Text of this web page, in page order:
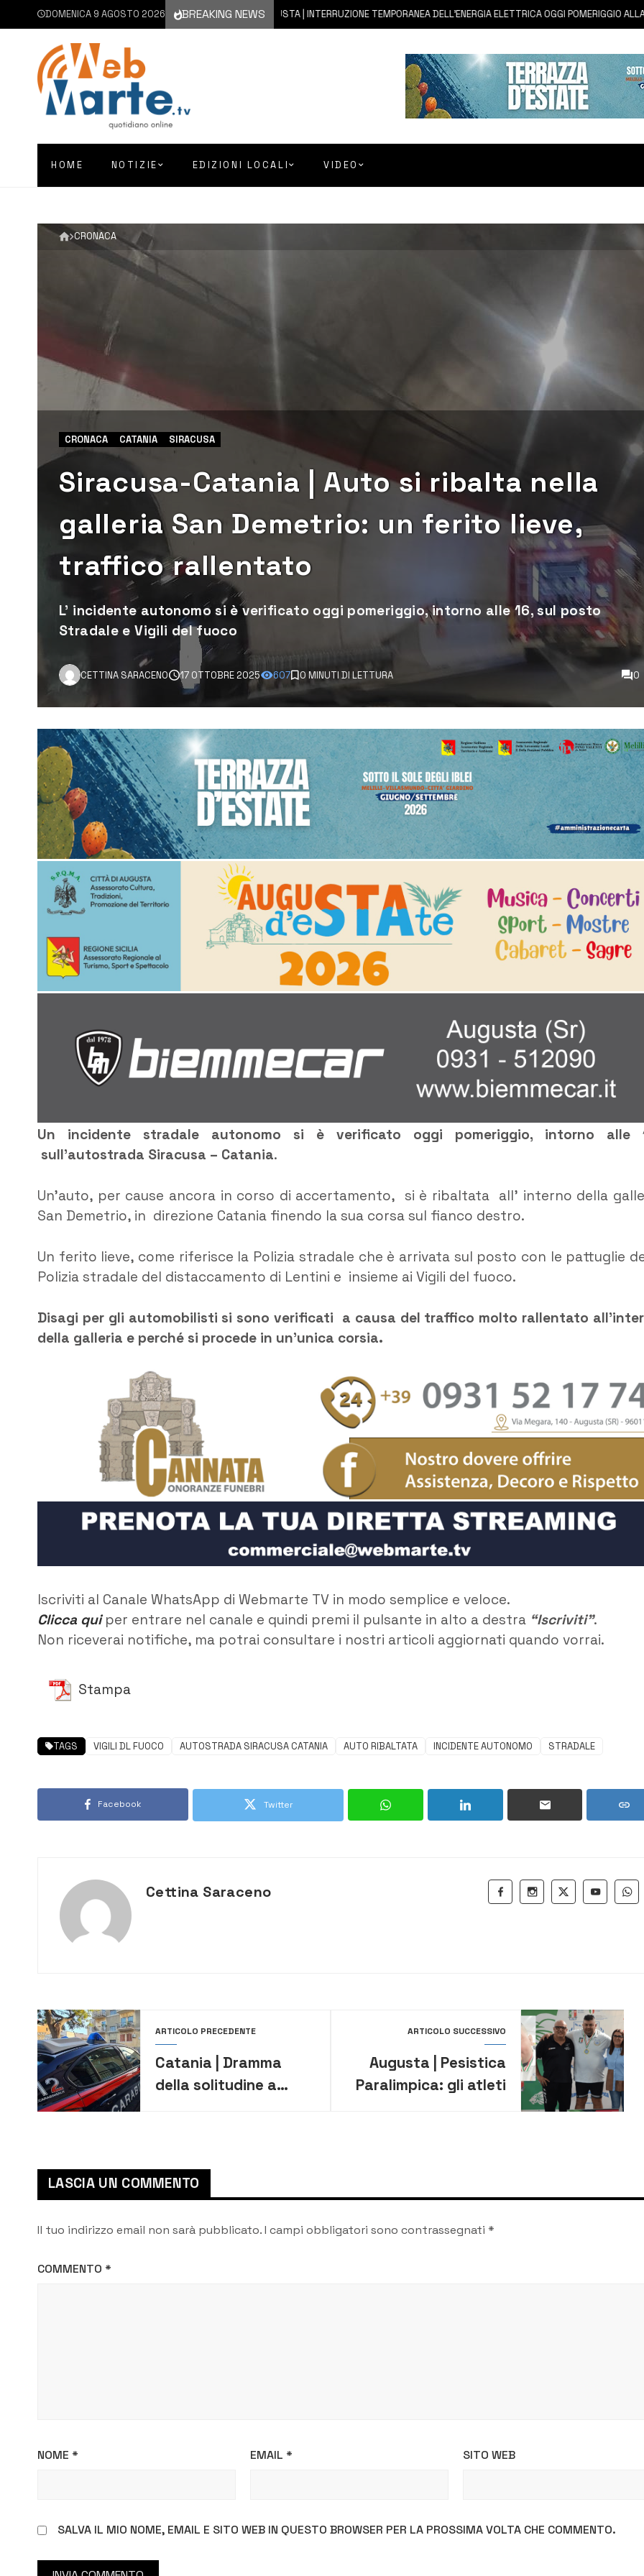
DOMENICA 9 AGOSTO 2026 BREAKING NEWS
9 AGOSTO 2026 AUGUSTA | INTERRUZIONE TEMPORANEA DELL’ENERGIA ELETTRICA OGGI POMERIGGIO ALLA
HOME NOTIZIE EDIZIONI LOCALI VIDEO
CRONACA
CRONACA CATANIA SIRACUSA
Siracusa-Catania | Auto si ribalta nella
galleria San Demetrio: un ferito lieve,
traffico rallentato
L’ incidente autonomo si è verificato oggi pomeriggio, intorno alle 16, sul posto
Stradale e Vigili del fuoco
CETTINA SARACENO 17 OTTOBRE 2025 607 0 MINUTI DI LETTURA 0
Un incidente stradale autonomo si è verificato oggi pomeriggio, intorno alle
sull’autostrada Siracusa – Catania.
Un’auto, per cause ancora in corso di accertamento, si è ribaltata all’ interno della
San Demetrio, in direzione Catania finendo la sua corsa sul fianco destro.
Un ferito lieve, come riferisce la Polizia stradale che è arrivata sul posto con le pattuglie
Polizia stradale del distaccamento di Lentini e insieme ai Vigili del fuoco.
Disagi per gli automobilisti si sono verificati a causa del traffico molto rallentato
della galleria e perché si procede in un’unica corsia.
Iscriviti al Canale WhatsApp di Webmarte TV in modo semplice e veloce.
Clicca quiper entrare nel canale e quindi premi il pulsante in alto a destra “Iscriviti”.
Non riceverai notifiche, ma potrai consultare i nostri articoli aggiornati quando vorrai.
Stampa
TAGS VIGILI DL FUOCO AUTOSTRADA SIRACUSA CATANIA AUTO RIBALTATA INCIDENTE AUTONOMO STRADALE
Facebook Twitter
Cettina Saraceno
ARTICOLO PRECEDENTE
Catania | Dramma
della solitudine a
ARTICOLO SUCCESSIVO
Augusta | Pesistica
Paralimpica: gli atleti
LASCIA UN COMMENTO
Il tuo indirizzo email non sarà pubblicato.I campi obbligatori sono contrassegnati *
COMMENTO *
NOME * EMAIL * SITO WEB
SALVA IL MIO NOME, EMAIL E SITO WEB IN QUESTO BROWSER PER LA PROSSIMA VOLTA CHE COMMENTO.